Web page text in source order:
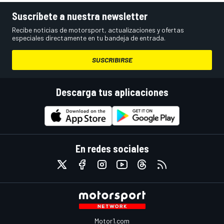
Suscríbete a nuestra newsletter
Recibe noticias de motorsport, actualizaciones y ofertas
especiales directamente en tu bandeja de entrada.
SUSCRIBIRSE
Descarga tus aplicaciones
En redes sociales
Motor1.com